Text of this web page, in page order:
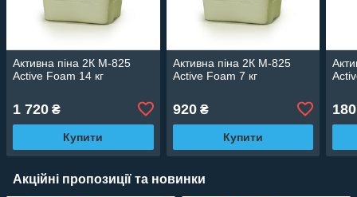
Активна піна 2К M-825
Active Foam 14 кг
1 720 ₴
Купити
Активна піна 2К M-825
Active Foam 7 кг
920₴
Купити
180
Акційні пропозиції та новинки